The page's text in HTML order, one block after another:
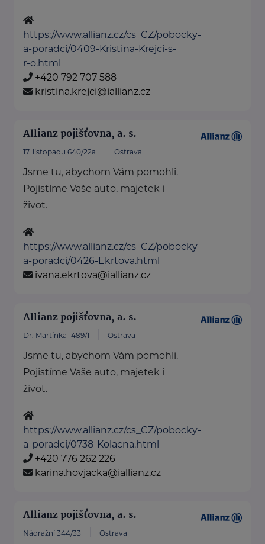
https://www.allianz.cz/cs_CZ/pobocky-
a-poradci/0409-Kristina-Krejci-s-
r-o.html
+420 792 707 588
kristina.krejci@iallianz.cz
Allianz pojišťovna, a. s.
17. listopadu 640/22a Ostrava
Jsme tu, abychom Vám pomohli.
Pojistíme Vaše auto, majetek i
život.
https://www.allianz.cz/cs_CZ/pobocky-
a-poradci/0426-Ekrtova.html
ivana.ekrtova@iallianz.cz
Allianz pojišťovna, a. s.
Dr. Martínka 1489/1 Ostrava
Jsme tu, abychom Vám pomohli.
Pojistíme Vaše auto, majetek i
život.
https://www.allianz.cz/cs_CZ/pobocky-
a-poradci/0738-Kolacna.html
+420 776 262 226
karina.hovjacka@iallianz.cz
Allianz pojišťovna, a. s.
Nádražní 344/33 Ostrava